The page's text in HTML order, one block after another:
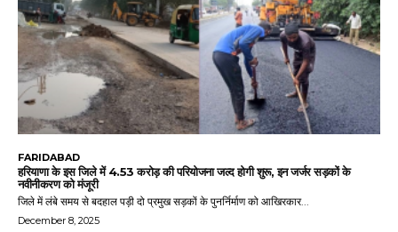
FARIDABAD
हरियाणा के इस जिले में 4.53 करोड़ की परियोजना जल्द होगी शुरू, इन जर्जर सड़कों के
नवीनीकरण को मंजूरी
जिले में लंबे समय से बदहाल पड़ी दो प्रमुख सड़कों के पुनर्निर्माण को आखिरकार...
December 8, 2025